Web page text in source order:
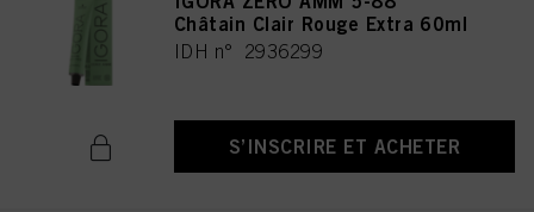
Châtain Clair Rouge Extra 60ml
IDH n° 2936299
S’INSCRIRE ET ACHETER